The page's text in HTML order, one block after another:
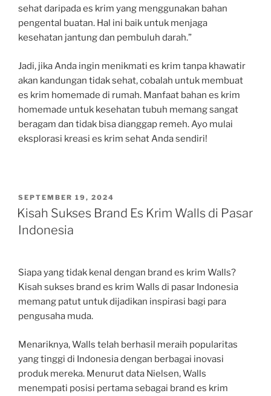
sehat daripada es krim yang menggunakan bahan
pengental buatan. Hal ini baik untuk menjaga
kesehatan jantung dan pembuluh darah.”
Jadi, jika Anda ingin menikmati es krim tanpa khawatir
akan kandungan tidak sehat, cobalah untuk membuat
es krim homemade di rumah. Manfaat bahan es krim
homemade untuk kesehatan tubuh memang sangat
beragam dan tidak bisa dianggap remeh. Ayo mulai
eksplorasi kreasi es krim sehat Anda sendiri!
POSTED
ON
SEPTEMBER 19, 2024
Kisah Sukses Brand Es Krim Walls di Pasar
Indonesia
Siapa yang tidak kenal dengan brand es krim Walls?
Kisah sukses brand es krim Walls di pasar Indonesia
memang patut untuk dijadikan inspirasi bagi para
pengusaha muda.
Menariknya, Walls telah berhasil meraih popularitas
yang tinggi di Indonesia dengan berbagai inovasi
produk mereka. Menurut data Nielsen, Walls
menempati posisi pertama sebagai brand es krim